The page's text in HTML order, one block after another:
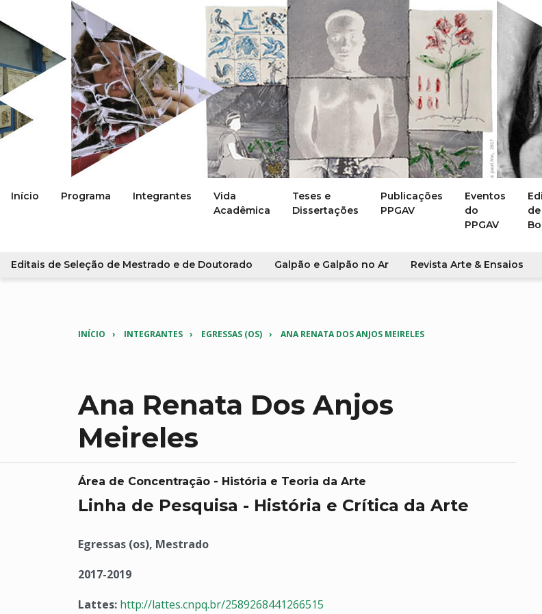
Início Programa Integrantes
Vida
Acadêmica
Teses e
Dissertações
Publicações
PPGAV
Eventos
do
PPGAV
de
Editais de Seleção de Mestrado e de Doutorado Galpão e Galpão no Ar Revista Arte & Ensaios
INÍCIO INTEGRANTES EGRESSAS (OS) ANA RENATA DOS ANJOS MEIRELES
Ana Renata Dos Anjos
Meireles
Área de Concentração - História e Teoria da Arte
Linha de Pesquisa - História e Crítica da Arte
Egressas (os), Mestrado
2017-2019
Lattes: http://lattes.cnpq.br/2589268441266515